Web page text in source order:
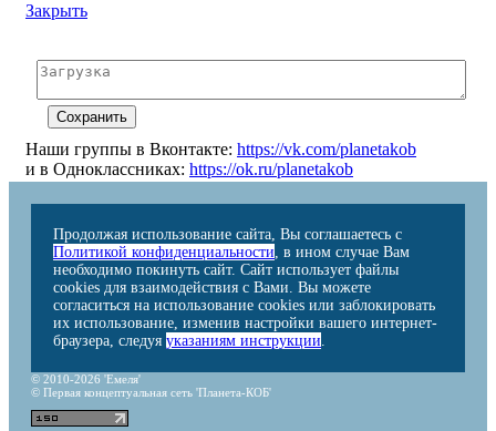
Закрыть
Наши группы в Вконтакте: https://vk.com/planetakob
и в Одноклассниках: https://ok.ru/planetakob
Продолжая использование сайта, Вы соглашаетесь с
Политикой конфиденциальности, в ином случае Вам
необходимо покинуть сайт. Сайт использует файлы
cookies для взаимодействия с Вами. Вы можете
согласиться на использование cookies или заблокировать
их использование, изменив настройки вашего интернет-
браузера, следуя указаниям инструкции.
© 2010-2026 'Емеля'
© Первая концептуальная сеть 'Планета-КОБ'